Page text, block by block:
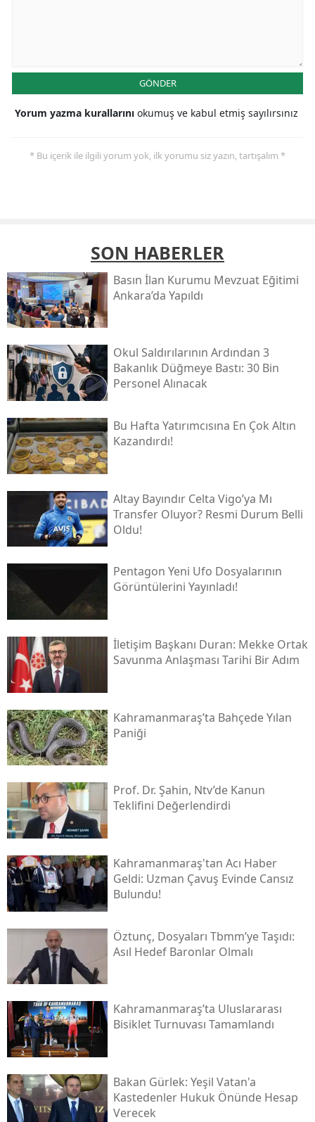
GÖNDER
Yorum yazma kurallarını okumuş ve kabul etmiş sayılırsınız
* Bu içerik ile ilgili yorum yok, ilk yorumu siz yazın, tartışalım *
SON HABERLER
Basın İlan Kurumu Mevzuat Eğitimi
Ankara’da Yapıldı
Okul Saldırılarının Ardından 3
Bakanlık Düğmeye Bastı: 30 Bin
Personel Alınacak
Bu Hafta Yatırımcısına En Çok Altın
Kazandırdı!
Altay Bayındır Celta Vigo’ya Mı
Transfer Oluyor? Resmi Durum Belli
Oldu!
Pentagon Yeni Ufo Dosyalarının
Görüntülerini Yayınladı!
İletişim Başkanı Duran: Mekke Ortak
Savunma Anlaşması Tarihi Bir Adım
Kahramanmaraş’ta Bahçede Yılan
Paniği
Prof. Dr. Şahin, Ntv’de Kanun
Teklifini Değerlendirdi
Kahramanmaraş'tan Acı Haber
Geldi: Uzman Çavuş Evinde Cansız
Bulundu!
Öztunç, Dosyaları Tbmm’ye Taşıdı:
Asıl Hedef Baronlar Olmalı
Kahramanmaraş’ta Uluslararası
Bisiklet Turnuvası Tamamlandı
Bakan Gürlek: Yeşil Vatan'a
Kastedenler Hukuk Önünde Hesap
Verecek